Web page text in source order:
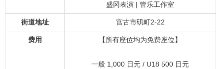
盛冈表演 | 管乐工作室
街道地址 宫古市矶町2-22
费用 【所有座位均为免费座位】
一般 1,000 日元 / U18 500 日元